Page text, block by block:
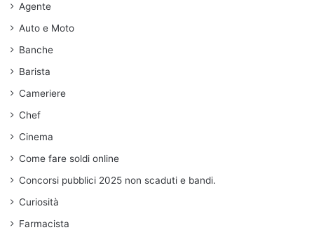
Agente
Auto e Moto
Banche
Barista
Cameriere
Chef
Cinema
Come fare soldi online
Concorsi pubblici 2025 non scaduti e bandi.
Curiosità
Farmacista